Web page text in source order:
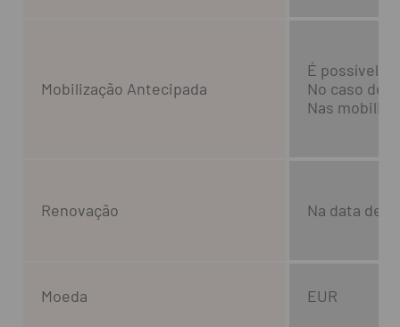
Mobilização Antecipada
É possível a
No caso de
Nas
Renovação Na data de
Moeda EUR